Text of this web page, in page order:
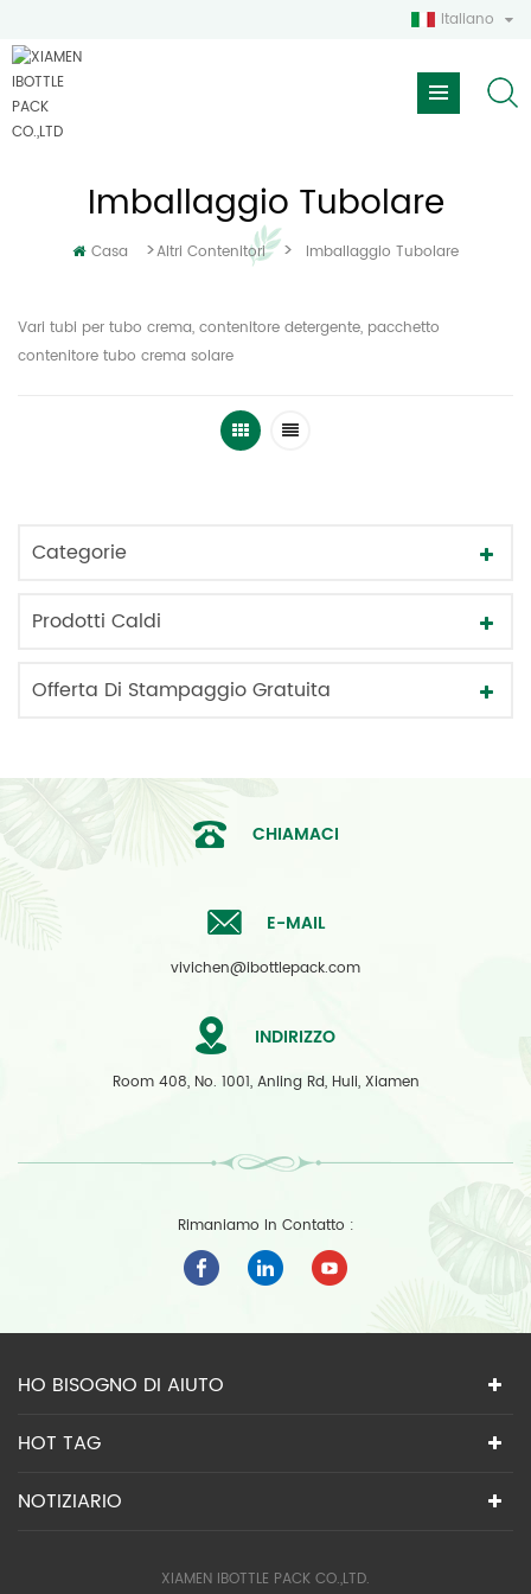
Italiano
Imballaggio Tubolare
Casa >Altri Contenitori > Imballaggio Tubolare
Vari tubi per tubo crema, contenitore detergente, pacchetto
contenitore tubo crema solare
Categorie
Prodotti Caldi
Offerta Di Stampaggio Gratuita
CHIAMACI
E-MAIL
vivichen@ibottlepack.com
INDIRIZZO
Room 408, No. 1001, Anling Rd, Huli, Xiamen
Rimaniamo In Contatto :
HO BISOGNO DI AIUTO
HOT TAG
NOTIZIARIO
XIAMEN IBOTTLE PACK CO.,LTD.